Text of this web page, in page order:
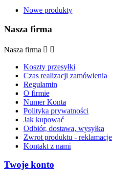
Nowe produkty
Nasza firma
Nasza firma  
Koszty przesyłki
Czas realizacji zamówienia
Regulamin
O firmie
Numer Konta
Polityka prywatności
Jak kupować
Odbiór, dostawa, wysyłka
Zwrot produktu - reklamacje
Kontakt z nami
Twoje konto